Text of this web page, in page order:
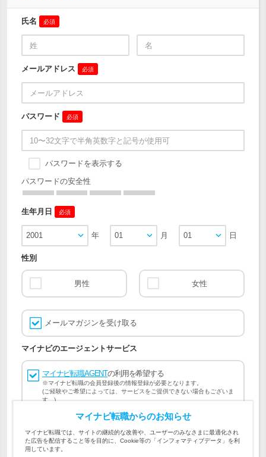
氏名 必須
メールアドレス 必須
パスワード 必須
パスワードを表示する
パスワードの安全性
生年月日 必須
2001 年 01 月 01 日
性別
男性 女性
メールマガジンを受け取る
マイナビのエージェントサービス
マイナビ転職AGENTの利用を希望する
※マイナビ転職の会員登録後の情報登録が必要となります。
(ご経験やご希望によっては、サービスをご提供できない場合もございま
す。)
会員登録には マイナビ転職 会員規約
マイナビ転職AGENT
会員規約、マイナビ転職AGENT 個人情報の取り扱い および
個人情報の取り扱い
マイナビ転職からのお知らせ
マイナビ転職では、サイトの継続的な改善や、ユーザーのみなさまに最適化され
た広告を配信すること等を目的に、Cookie等の「インフォマティブデータ」を利
用しています。